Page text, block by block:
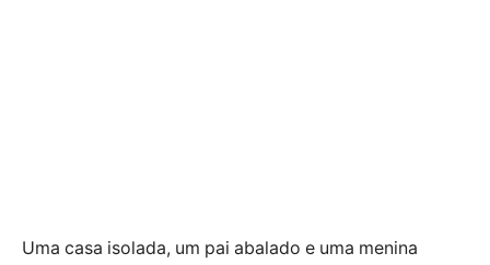
Uma casa isolada, um pai abalado e uma menina